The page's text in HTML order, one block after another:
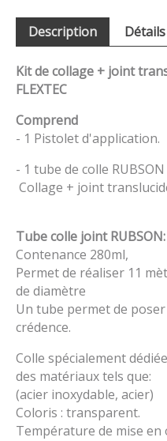
Description
Kit de collage + joint
FLEXTEC
Comprend
- 1 Pistolet d'application.
- 1 tube de colle RUBSON
Collage + joint
Tube colle joint RUBSON:
Contenance 280ml,
Permet de réaliser 11
de diamètre
Un tube permet de poser
crédence.
Colle spécialement
des matériaux tels que:
(acier inoxydable, acier)
Coloris : transparent.
Température de mise en